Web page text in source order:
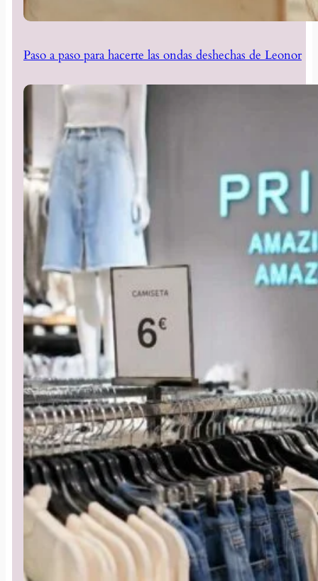
Paso a paso para hacerte las ondas deshechas de Leonor